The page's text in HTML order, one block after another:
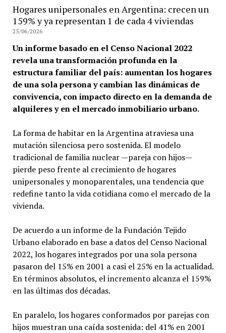
Hogares unipersonales en Argentina: crecen un
159% y ya representan 1 de cada 4 viviendas
25/06/2026
Un informe basado en el Censo Nacional 2022
revela una transformación profunda en la
estructura familiar del país: aumentan los hogares
de una sola persona y cambian las dinámicas de
convivencia, con impacto directo en la demanda de
alquileres y en el mercado inmobiliario urbano.
La forma de habitar en la Argentina atraviesa una
mutación silenciosa pero sostenida. El modelo
tradicional de familia nuclear —pareja con hijos—
pierde peso frente al crecimiento de hogares
unipersonales y monoparentales, una tendencia que
redefine tanto la vida cotidiana como el mercado de la
vivienda.
De acuerdo a un informe de la Fundación Tejido
Urbano elaborado en base a datos del Censo Nacional
2022, los hogares integrados por una sola persona
pasaron del 15% en 2001 a casi el 25% en la actualidad.
En términos absolutos, el incremento alcanza el 159%
en las últimas dos décadas.
En paralelo, los hogares conformados por parejas con
hijos muestran una caída sostenida: del 41% en 2001